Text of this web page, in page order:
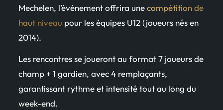
Mechelen, l’événement offrira unecompétition de
haut niveau pour les équipes U12 (joueurs nés en
2014).
Les rencontres se joueront au format 7 joueurs de
champ + 1 gardien, avec 4 remplaçants,
garantissant rythme et intensité tout au long du
week-end.